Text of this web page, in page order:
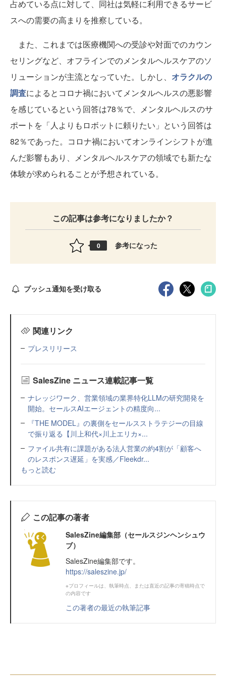
占めている点に対して、同社は気軽に利用できるサービ
スへの需要の高まりを推察している。
また、これまでは医療機関への受診や対面でのカウン
セリングなど、オフラインでのメンタルヘルスケアのソ
リューションが主流となっていた。しかし、 オラクルの
調査によるとコロナ禍においてメンタルヘルスの悪影響
を感じているという回答は78％で、メンタルヘルスのサ
ポートを「人よりもロボットに頼りたい」という回答は
82％であった。コロナ禍においてオンラインシフトが進
んだ影響もあり、メンタルヘルスケアの領域でも新たな
体験が求められることが予想されている。
この記事は参考になりましたか？
0 参考になった
プッシュ通知を受け取る
関連リンク
プレスリリース
SalesZine ニュース連載記事一覧
ナレッジワーク、営業領域の業界特化LLMの研究開発を
開始。セールスAIエージェントの精度向...
『THE MODEL』の裏側をセールスストラテジーの目線
で振り返る【川上和代×川上エリカ×...
ファイル共有に課題がある法人営業の約4割が「顧客へ
のレスポンス遅延」を実感／Fleekdr...
もっと読む
この記事の著者
SalesZine編集部（セールスジンヘンシュウ
ブ）
SalesZine編集部です。
https://saleszine.jp/
※プロフィールは、執筆時点、または直近の記事の寄稿時点で
の内容です
この著者の最近の執筆記事